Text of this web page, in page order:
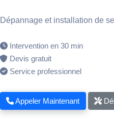
Dépannage et installation de
Intervention en 30 min
Devis gratuit
Service professionnel
Appeler Maintenant